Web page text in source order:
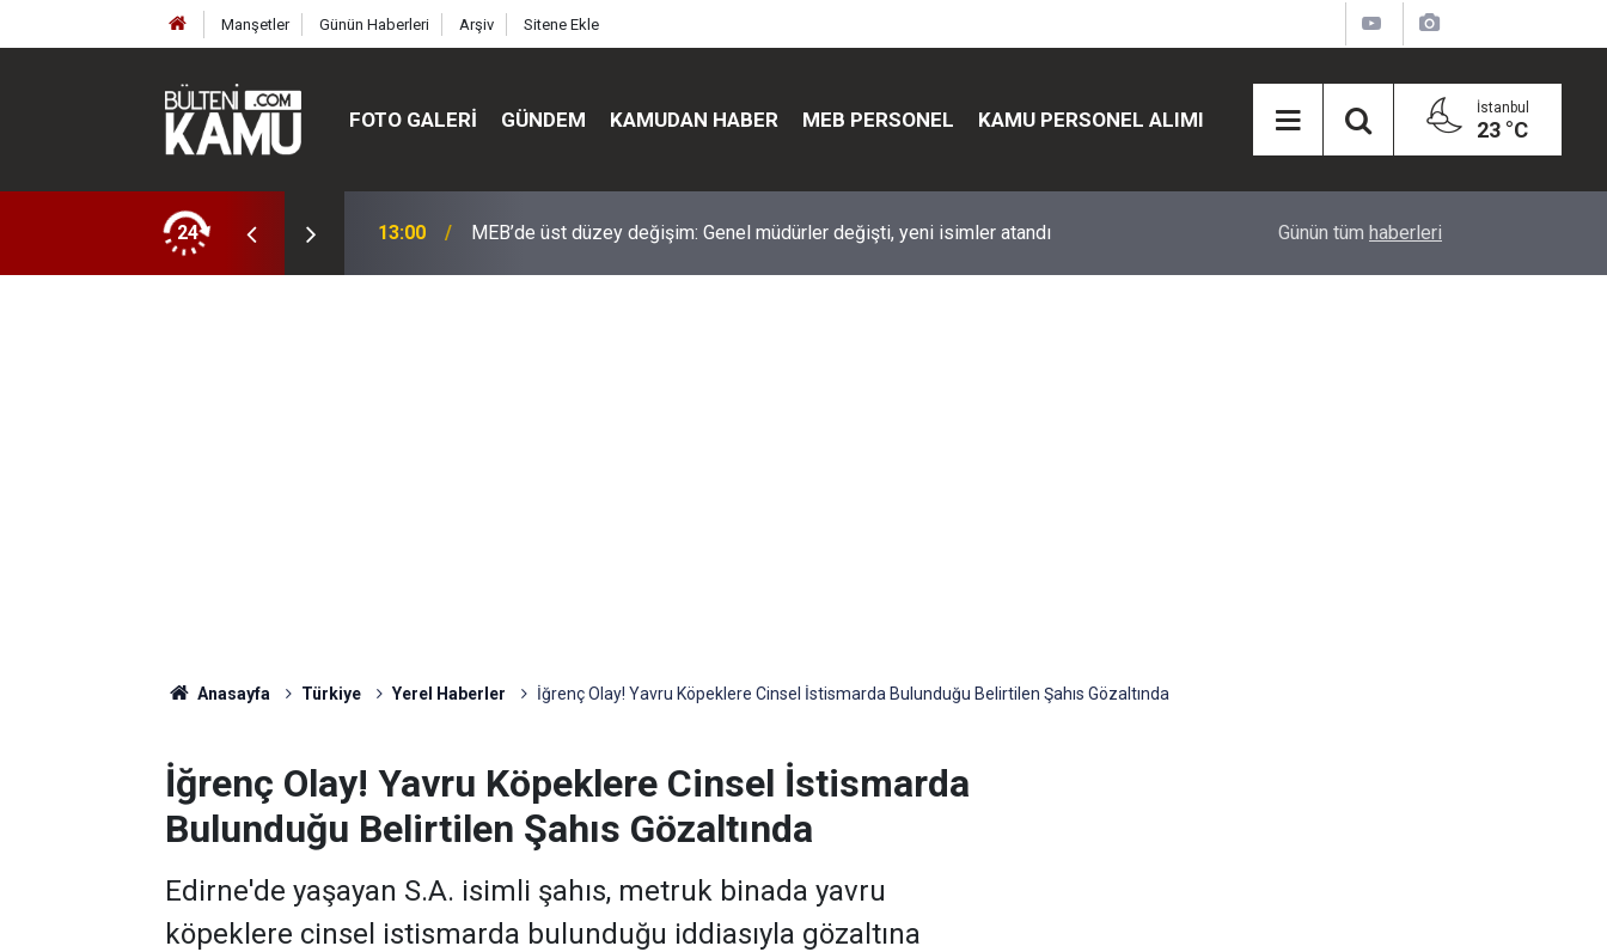
Manşetler Günün Haberleri Arşiv Sitene Ekle
FOTO GALERI GÜNDEM KAMUDAN HABER MEB PERSONEL KAMU PERSONEL ALIMI İstanbul
23 °C
24
ve enstitüler kuruldu, bazıları kapatıldı 13:00 MEB’de üst düzey değişim: Genel müdürler değişti, yeni isimler atandı Eğiti Bir Sen'den Kadınlar İçin Olay Teklif:
Günün tüm haberleri
Anasayfa Türkiye Yerel Haberler İğrenç Olay! Yavru Köpeklere Cinsel İstismarda Bulunduğu Belirtilen Şahıs Gözaltında
İğrenç Olay! Yavru Köpeklere Cinsel İstismarda
Bulunduğu Belirtilen Şahıs Gözaltında
Edirne'de yaşayan S.A. isimli şahıs, metruk binada yavru
köpeklere cinsel istismarda bulunduğu iddiasıyla gözaltına